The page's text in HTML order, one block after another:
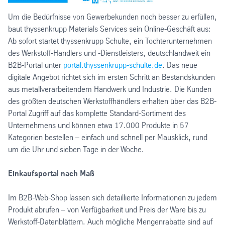
Um die Bedürfnisse von Gewerbekunden noch besser zu erfüllen,
baut thyssenkrupp Materials Services sein Online-Geschäft aus:
Ab sofort startet thyssenkrupp Schulte, ein Tochterunternehmen
des Werkstoff-Händlers und -Dienstleisters, deutschlandweit ein
B2B-Portal unter portal.thyssenkrupp-schulte.de. Das neue
digitale Angebot richtet sich im ersten Schritt an Bestandskunden
aus metallverarbeitendem Handwerk und Industrie. Die Kunden
des größten deutschen Werkstoffhändlers erhalten über das B2B-
Portal Zugriff auf das komplette Standard-Sortiment des
Unternehmens und können etwa 17.000 Produkte in 57
Kategorien bestellen – einfach und schnell per Mausklick, rund
um die Uhr und sieben Tage in der Woche.
Einkaufsportal nach Maß
Im B2B-Web-Shop lassen sich detaillierte Informationen zu jedem
Produkt abrufen – von Verfügbarkeit und Preis der Ware bis zu
Werkstoff-Datenblättern. Auch mögliche Mengenrabatte sind auf